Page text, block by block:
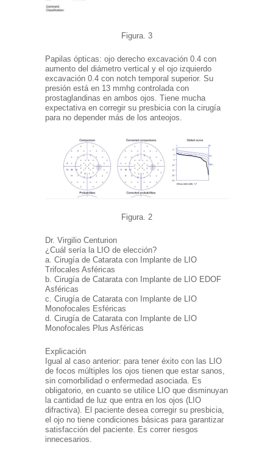
Figura. 3
Papilas ópticas: ojo derecho excavación 0.4 con
aumento del diámetro vertical y el ojo izquierdo
excavación 0.4 con notch temporal superior. Su
presión está en 13 mmhg controlada con
prostaglandinas en ambos ojos. Tiene mucha
expectativa en corregir su presbicia con la cirugía
para no depender más de los anteojos.
Figura. 2
Dr. Virgilio Centurion
¿Cuál sería la LIO de elección?
a. Cirugía de Catarata con Implante de LIO
Trifocales Asféricas
b. Cirugía de Catarata con Implante de LIO EDOF
Asféricas
c. Cirugía de Catarata con Implante de LIO
Monofocales Esféricas
d. Cirugía de Catarata con Implante de LIO
Monofocales Plus Asféricas
Explicación
Igual al caso anterior: para tener éxito con las LIO
de focos múltiples los ojos tienen que estar sanos,
sin comorbilidad o enfermedad asociada. Es
obligatorio, en cuanto se utilice LIO que disminuyan
la cantidad de luz que entra en los ojos (LIO
difractiva). El paciente desea corregir su presbicia,
el ojo no tiene condiciones básicas para garantizar
satisfacción del paciente. Es correr riesgos
innecesarios.